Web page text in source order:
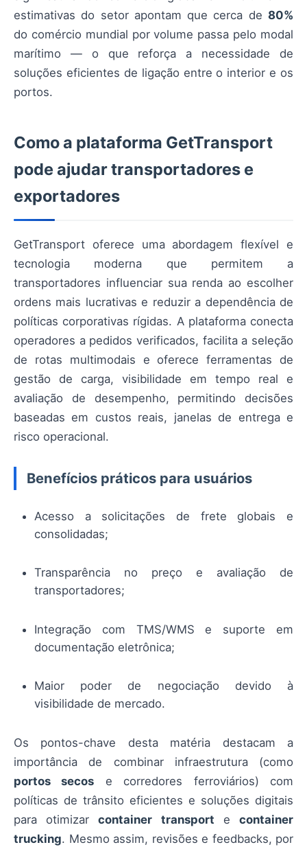
estimativas do setor apontam que cerca de 80%
do comércio mundial por volume passa pelo modal
marítimo — o que reforça a necessidade de
soluções eficientes de ligação entre o interior e os
portos.
Como a plataforma GetTransport
pode ajudar transportadores e
exportadores
GetTransport oferece uma abordagem flexível e
tecnologia moderna que permitem a
transportadores influenciar sua renda ao escolher
ordens mais lucrativas e reduzir a dependência de
políticas corporativas rígidas. A plataforma conecta
operadores a pedidos verificados, facilita a seleção
de rotas multimodais e oferece ferramentas de
gestão de carga, visibilidade em tempo real e
avaliação de desempenho, permitindo decisões
baseadas em custos reais, janelas de entrega e
risco operacional.
Benefícios práticos para usuários
Acesso a solicitações de frete globais e
consolidadas;
Transparência no preço e avaliação de
transportadores;
Integração com TMS/WMS e suporte em
documentação eletrônica;
Maior poder de negociação devido à
visibilidade de mercado.
Os pontos-chave desta matéria destacam a
importância de combinar infraestrutura (como
portos secos e corredores ferroviários) com
políticas de trânsito eficientes e soluções digitais
para otimizarcontainer transport econtainer
trucking. Mesmo assim, revisões e feedbacks, por